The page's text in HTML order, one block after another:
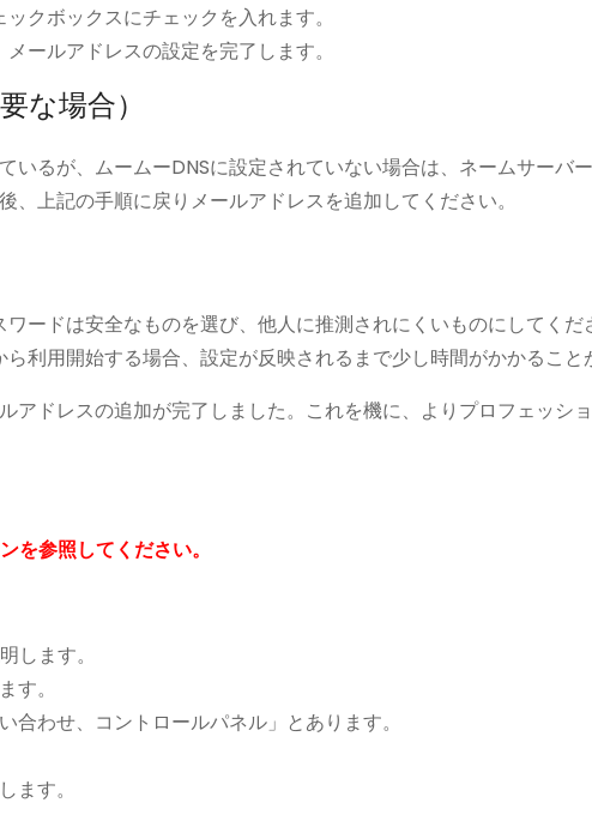
クボックスにチェックを入れます。
ールアドレスの設定を完了します。
な場合）
いるが、ムームーDNSに設定されていない場合は、ネームサーバ
上記の手順に戻りメールアドレスを追加してください。
ードは安全なものを選び、他人に推測されにくいものにしてくだ
利用開始する場合、設定が反映されるまで少し時間がかかること
アドレスの追加が完了しました。これを機に、よりプロフェッシ
を参照してください。
します。
す。
わせ、コントロールパネル」とあります。
ます。